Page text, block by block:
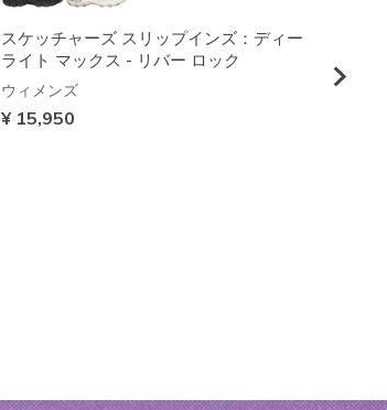
スケッチャーズ スリップインズ：ディー
ライト マックス - リバー ロック
ウィメンズ
¥ 15,950
デン